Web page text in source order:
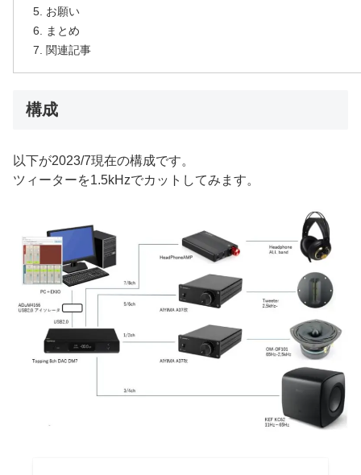
お願い
まとめ
関連記事
構成
以下が2023/7現在の構成です。
ツィーターを1.5kHzでカットしてみます。